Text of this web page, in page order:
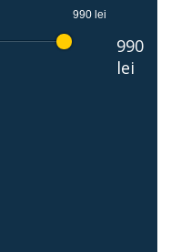
990 lei
990
lei